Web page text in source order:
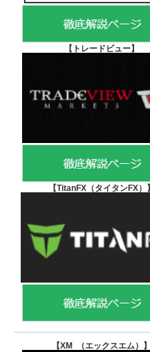
【 トレードビュー】
【TitanFX（タイタンFX） 】
【XM （エックスエム） 】